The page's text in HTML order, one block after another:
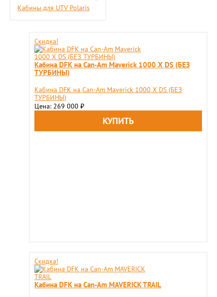
Кабины для UTV Polaris
Скидка!
Кабина DFK на Can-Am Maverick 1000 X DS (БЕЗ
ТУРБИНЫ)
Кабина DFK на Can-Am Maverick 1000 X DS (БЕЗ
ТУРБИНЫ)
Цена: 269 000 ₽
Скидка!
Кабина DFK на Can-Am MAVERICK TRAIL